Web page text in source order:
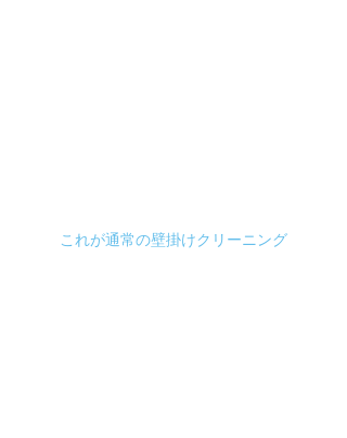
これが通常の壁掛けクリーニング